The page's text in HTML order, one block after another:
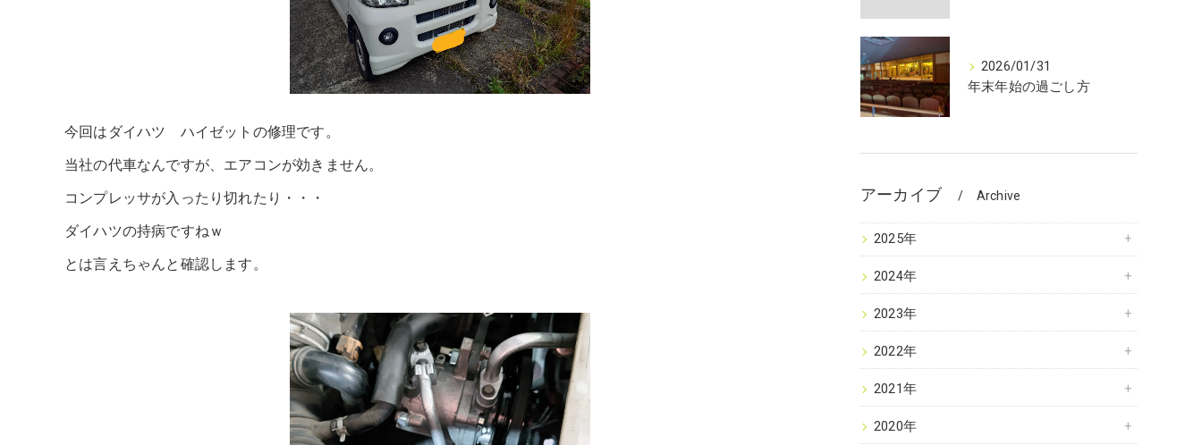
今回はダイハツ ハイゼットの修理です。
当社の代車なんですが、エアコンが効きません。
コンプレッサが入ったり切れたり・・・
ダイハツの持病ですねｗ
とは言えちゃんと確認します。
2026/01/31
年末年始の過ごし方
アーカイブ Archive
2025年
2024年
2023年
2022年
2021年
2020年